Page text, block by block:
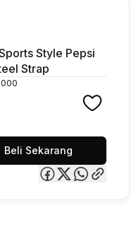
Style Pepsi
Strap
Beli Sekarang